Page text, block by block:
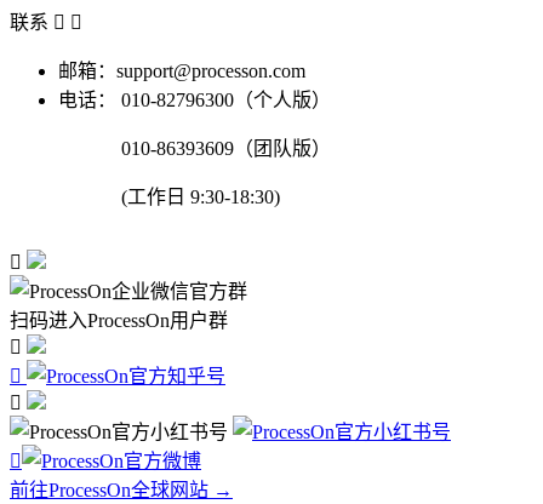
联系  
邮箱：support@processon.com
电话：
010-82796300（个人版）
010-86393609（团队版）
(工作日 9:30-18:30)

扫码进入ProcessOn用户群




前往ProcessOn全球网站 →